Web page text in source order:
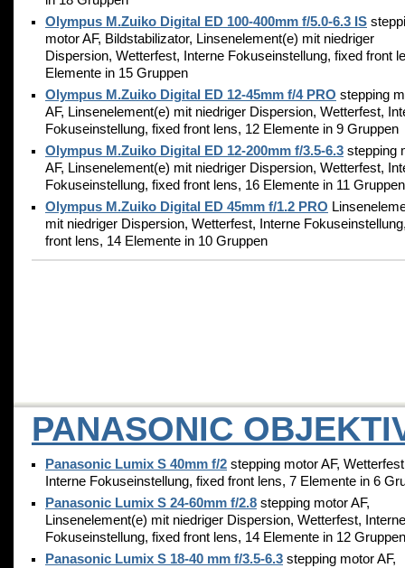
Olympus M.Zuiko Digital ED 100-400mm f/5.0-6.3 IS
motor AF, Bildstabilizator, Linsenelement(e) mit niedriger
Dispersion, Wetterfest, Interne Fokuseinstellung, fixed front
Elemente in 15 Gruppen
Olympus M.Zuiko Digital ED 12-45mm f/4 PRO stepping
AF, Linsenelement(e) mit niedriger Dispersion, Wetterfest,
Fokuseinstellung, fixed front lens, 12 Elemente in 9 Gruppen
Olympus M.Zuiko Digital ED 12-200mm f/3.5-6.3 stepping
AF, Linsenelement(e) mit niedriger Dispersion, Wetterfest,
Fokuseinstellung, fixed front lens, 16 Elemente in 11 Gruppen
Olympus M.Zuiko Digital ED 45mm f/1.2 PRO
mit niedriger Dispersion, Wetterfest, Interne
front lens, 14 Elemente in 10 Gruppen
PANASONIC
Panasonic Lumix S 40mm f/2 stepping motor AF,
Interne Fokuseinstellung, fixed front lens, 7 Elemente in 6
Panasonic Lumix S 24-60mm f/2.8 stepping motor AF,
Linsenelement(e) mit niedriger Dispersion, Wetterfest, Interne
Fokuseinstellung, fixed front lens, 14 Elemente in 12 Gruppen
Panasonic Lumix S 18-40 mm f/3.5-6.3 stepping motor AF,